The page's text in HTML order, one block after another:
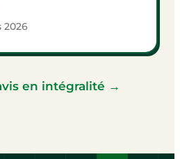
2026
en intégralité →